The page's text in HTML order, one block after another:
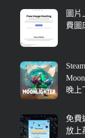
圖片
費圖
晚上
免費
放上